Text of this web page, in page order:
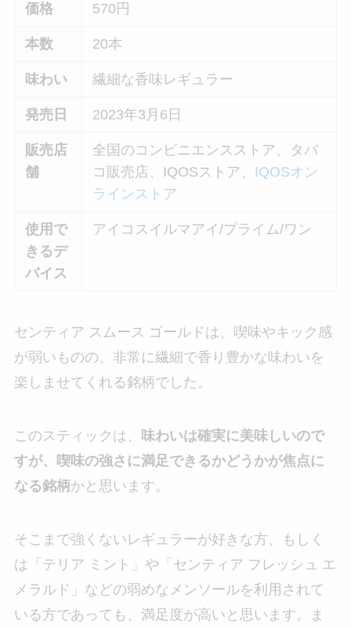
価格 570円
本数 20本
味わい 繊細な香味レギュラー
発売日 2023年3月6日
販売店
舗
全国のコンビニエンスストア、タバ
コ販売店、IQOSストア、 IQOSオン
ラインストア
使用で
きるデ
バイス
アイコスイルマアイ/プライム/ワン
センティア スムース ゴールドは、喫味やキック感
が弱いものの、非常に繊細で香り豊かな味わいを
楽しませてくれる銘柄でした。
このスティックは、
味わいは確実に美味しいので
すが、喫味の強さに満足できるかどうかが焦点に
なる銘柄かと思います。
そこまで強くないレギュラーが好きな方、もしく
は「テリア ミント」や「センティア フレッシュ エ
メラルド」などの弱めなメンソールを利用されて
いる方であっても、満足度が高いと思います。ま